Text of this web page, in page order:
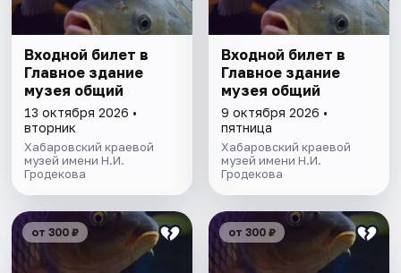
Входной билет в
Главное здание
музея общий
13 октября 2026 •
вторник
Хабаровский краевой
музей имени Н.И.
Гродекова
Входной билет в
Главное здание
музея общий
9 октября 2026 •
пятница
Хабаровский краевой
музей имени Н.И.
Гродекова
от 300 ₽ от 300 ₽